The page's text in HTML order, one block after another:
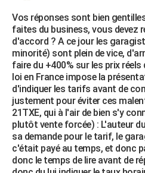
Vos réponses sont bien
faites du business, vous devez
d'accord ? A ce jour les
minorité) sont plein de vice,
faire du +400% sur les prix réels
loi en France impose la
d'indiquer les tarifs avant de
justement pour éviter ces
21TXE, qui à l'air de bien s'y
plutôt vente forcée) : L'auteur
sa demande pour le tarif, le
c'était payé au temps, et donc
donc le temps de lire avant de